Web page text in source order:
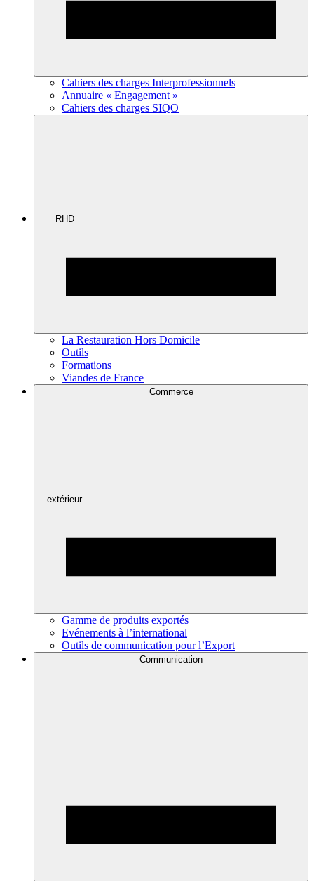
Cahiers des charges Interprofessionnels
Annuaire « Engagement »
Cahiers des charges SIQO
RHD
La Restauration Hors Domicile
Outils
Formations
Viandes de France
Commerce
extérieur
Gamme de produits exportés
Evénements à l’international
Outils de communication pour l’Export
Communication